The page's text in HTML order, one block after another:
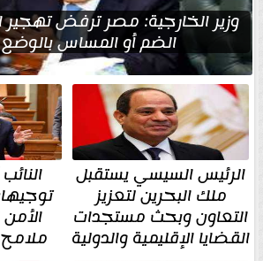
وزير الخارجية: مصر ترفض تهجير
الضم أو المساس
الرئيس السيسي يستقبل
ملك البحرين لتعزيز
التعاون وبحث مستجدات
القضايا الإقليمية والدولية